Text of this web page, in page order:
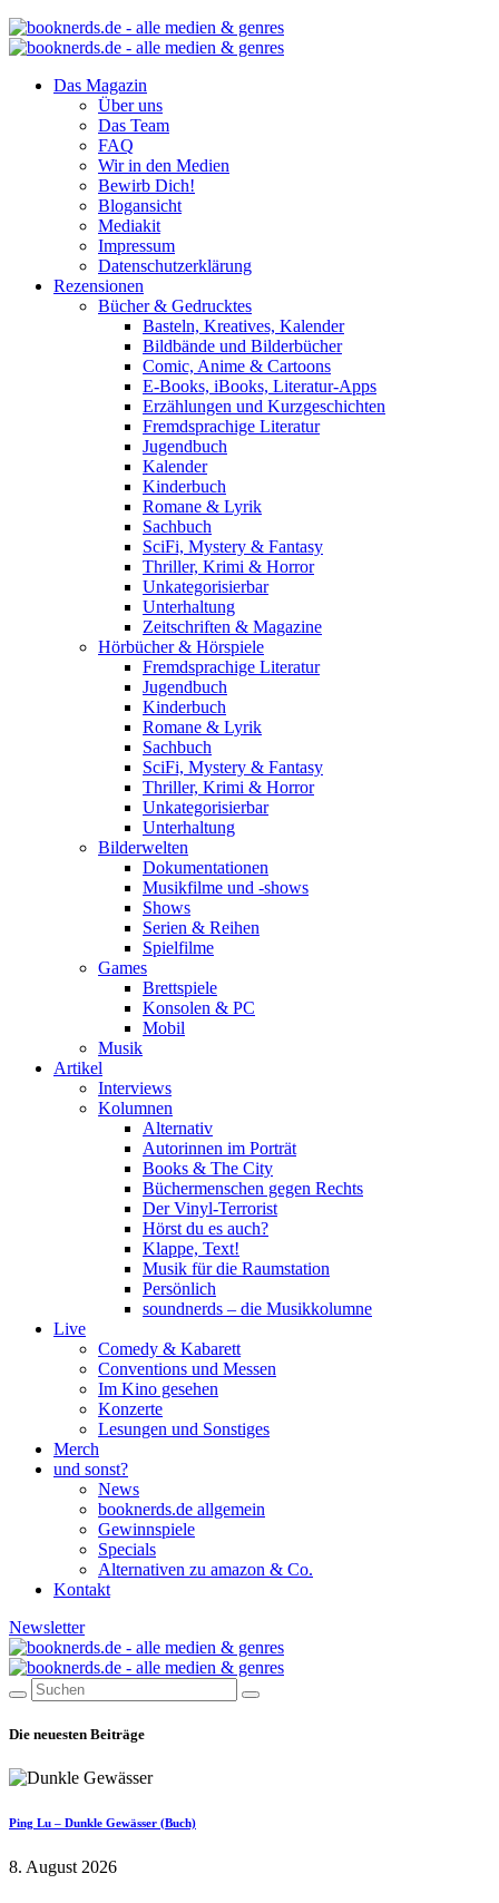
Das Magazin
Über uns
Das Team
FAQ
Wir in den Medien
Bewirb Dich!
Blogansicht
Mediakit
Impressum
Datenschutzerklärung
Rezensionen
Bücher & Gedrucktes
Basteln, Kreatives, Kalender
Bildbände und Bilderbücher
Comic, Anime & Cartoons
E-Books, iBooks, Literatur-Apps
Erzählungen und Kurzgeschichten
Fremdsprachige Literatur
Jugendbuch
Kalender
Kinderbuch
Romane & Lyrik
Sachbuch
SciFi, Mystery & Fantasy
Thriller, Krimi & Horror
Unkategorisierbar
Unterhaltung
Zeitschriften & Magazine
Hörbücher & Hörspiele
Fremdsprachige Literatur
Jugendbuch
Kinderbuch
Romane & Lyrik
Sachbuch
SciFi, Mystery & Fantasy
Thriller, Krimi & Horror
Unkategorisierbar
Unterhaltung
Bilderwelten
Dokumentationen
Musikfilme und -shows
Shows
Serien & Reihen
Spielfilme
Games
Brettspiele
Konsolen & PC
Mobil
Musik
Artikel
Interviews
Kolumnen
Alternativ
Autorinnen im Porträt
Books & The City
Büchermenschen gegen Rechts
Der Vinyl-Terrorist
Hörst du es auch?
Klappe, Text!
Musik für die Raumstation
Persönlich
soundnerds – die Musikkolumne
Live
Comedy & Kabarett
Conventions und Messen
Im Kino gesehen
Konzerte
Lesungen und Sonstiges
Merch
und sonst?
News
booknerds.de allgemein
Gewinnspiele
Specials
Alternativen zu amazon & Co.
Kontakt
Newsletter
Die neuesten Beiträge
Ping Lu – Dunkle Gewässer (Buch)
8. August 2026